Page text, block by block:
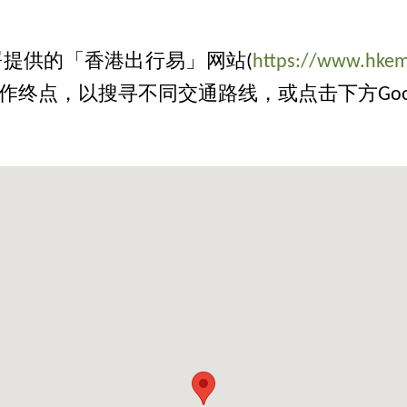
供的「香港出行易」网站(https://
终点，以搜寻不同交通路线，或点击下方